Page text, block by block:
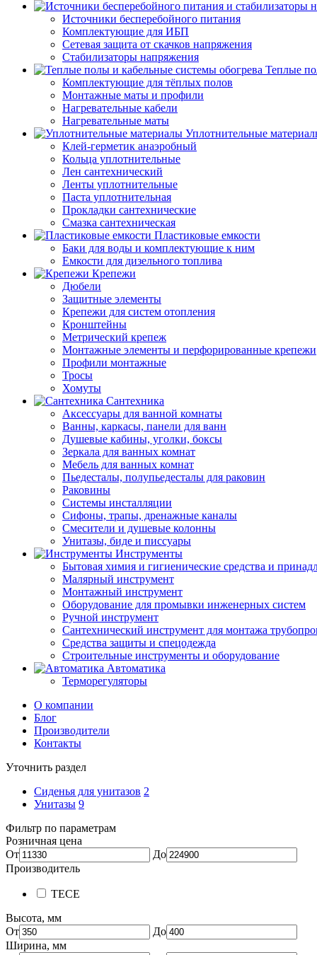
Источники бесперебойного питания
Комплектующие для ИБП
Сетевая защита от скачков напряжения
Стабилизаторы напряжения
Теплые
Комплектующие для тёплых полов
Монтажные маты и профили
Нагревательные кабели
Нагревательные маты
Уплотнительные
Клей-герметик анаэробный
Кольца уплотнительные
Лен сантехнический
Ленты уплотнительные
Паста уплотнительная
Прокладки сантехнические
Смазка сантехническая
Пластиковые емкости
Баки для воды и комплектующие к ним
Емкости для дизельного топлива
Крепежи
Дюбели
Защитные элементы
Крепежи для систем отопления
Кронштейны
Метрический крепеж
Монтажные элементы и перфорированные крепежи
Профили монтажные
Тросы
Хомуты
Сантехника
Аксессуары для ванной комнаты
Ванны, каркасы, панели для ванн
Душевые кабины, уголки, боксы
Зеркала для ванных комнат
Мебель для ванных комнат
Пьедесталы, полупьедесталы для раковин
Раковины
Системы инсталляции
Сифоны, трапы, дренажные каналы
Смесители и душевые колонны
Унитазы, биде и писсуары
Инструменты
Бытовая химия и гигиенические средства и
Малярный инструмент
Монтажный инструмент
Оборудование для промывки инженерных систем
Ручной инструмент
Сантехнический инструмент для монтажа
Средства защиты и спецодежда
Строительные инструменты и оборудование
Автоматика
Терморегуляторы
О компании
Блог
Производители
Контакты
Уточнить раздел
Сиденья для унитазов 2
Унитазы 9
Фильтр по параметрам
Розничная цена
От
До
Производитель
TECE
Высота, мм
От
До
Ширина, мм